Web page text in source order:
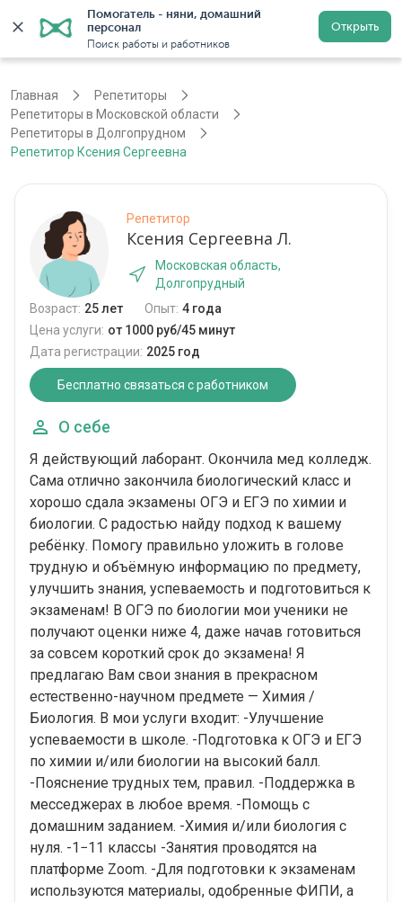
Помогатель - няни, домашний
персонал
Поиск работы и работников
Открыть
Регистрация
Главная
Репетиторы
Репетиторы в Московской области
Репетиторы в Долгопрудном
Репетитор Ксения Сергеевна
Репетитор
Ксения Сергеевна Л.
Московская область,
Долгопрудный
Возраст: 25 лет Опыт: 4 года
Цена услуги: от 1000 руб/45 минут
Дата регистрации: 2025 год
Бесплатно связаться с работником
О себе
Я действующий лаборант. Окончила мед колледж.
Сама отлично закончила биологический класс и
хорошо сдала экзамены ОГЭ и ЕГЭ по химии и
биологии. С радостью найду подход к вашему
ребёнку. Помогу правильно уложить в голове
трудную и объёмную информацию по предмету,
улучшить знания, успеваемость и подготовиться к
экзаменам! В ОГЭ по биологии мои ученики не
получают оценки ниже 4, даже начав готовиться
за совсем короткий срок до экзамена! Я
предлагаю Вам свои знания в прекрасном
естественно-научном предмете — Химия /
Биология. В мои услуги входит: -Улучшение
успеваемости в школе. -Подготовка к ОГЭ и ЕГЭ
по химии и/или биологии на высокий балл.
-Пояснение трудных тем, правил. -Поддержка в
месседжерах в любое время. -Помощь с
домашним заданием. -Химия и/или биология с
нуля. -1−11 классы -Занятия проводятся на
платформе Zoom. -Для подготовки к экзаменам
используются материалы, одобренные ФИПИ, а